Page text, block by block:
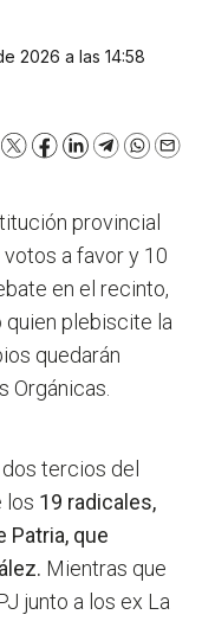
2026 a las 14:58
X Facebook
LinkedInTelegram
provincial
votos a favor y 10
en el recinto,
quien plebiscite la
quedarán
Orgánicas.
tercios del
los 19 radicales,
Patria, que
Mientras que
junto a los ex La